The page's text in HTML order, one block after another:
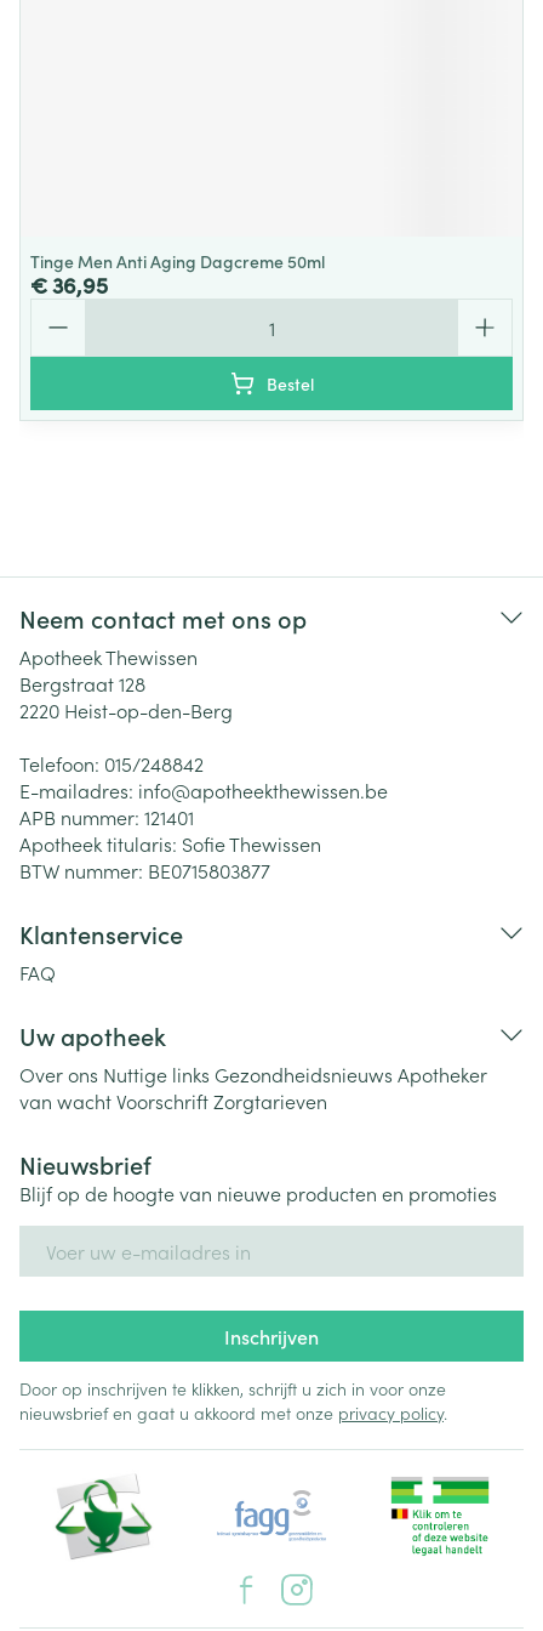
Tinge Men Anti Aging Dagcreme 50ml
€ 36,95
Bestel
Neem contact met ons op
Apotheek Thewissen
Bergstraat 128
2220 Heist-op-den-Berg
Telefoon: 015/248842
E-mailadres: info@apotheekthewissen.be
APB nummer: 121401
Apotheek titularis: Sofie Thewissen
BTW nummer: BE0715803877
Klantenservice
FAQ
Uw apotheek
Over ons Nuttige links Gezondheidsnieuws Apotheker
van wachtVoorschriftZorgtarieven
Nieuwsbrief
Blijf op de hoogte van nieuwe producten en promoties
Inschrijven
Door op inschrijven te klikken, schrijft u zich in voor onze
nieuwsbrief en gaat u akkoord met onze privacy policy.